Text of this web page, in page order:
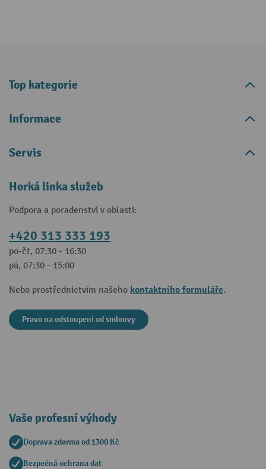
Top kategorie
Informace
Servis
Horká linka služeb
Podpora a poradenství v oblasti:
+420 313 333 193
po-čt, 07:30 - 16:30
pá, 07:30 - 15:00
Nebo prostřednictvím našeho kontaktního formuláře.
Pravo na odstoupeni od smlouvy
Vaše profesní výhody
Doprava zdarma od 1300 Kč
Bezpečná ochrana dat